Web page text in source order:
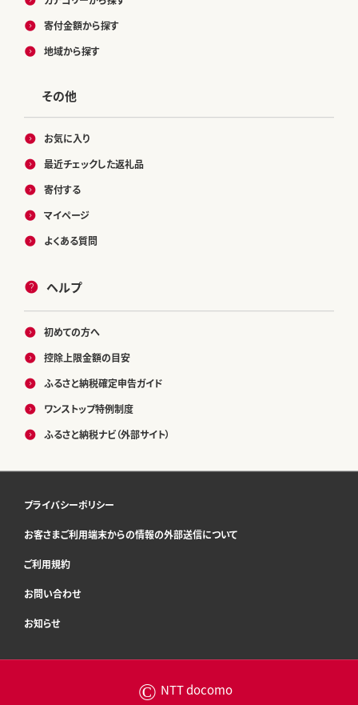
寄付金額から探す
地域から探す
その他
お気に入り
最近チェックした返礼品
寄付する
マイページ
よくある質問
ヘルプ
初めての方へ
控除上限金額の目安
ふるさと納税確定申告ガイド
ワンストップ特例制度
ふるさと納税ナビ（外部サイト）
プライバシーポリシー
お客さまご利用端末からの情報の外部送信について
ご利用規約
お問い合わせ
お知らせ
© NTT docomo